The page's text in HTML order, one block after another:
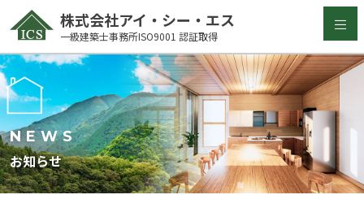
to
content
株式会社アイ・シー・エス
一級建築士事務所ISO9001 認証取得
NEWS
お知らせ